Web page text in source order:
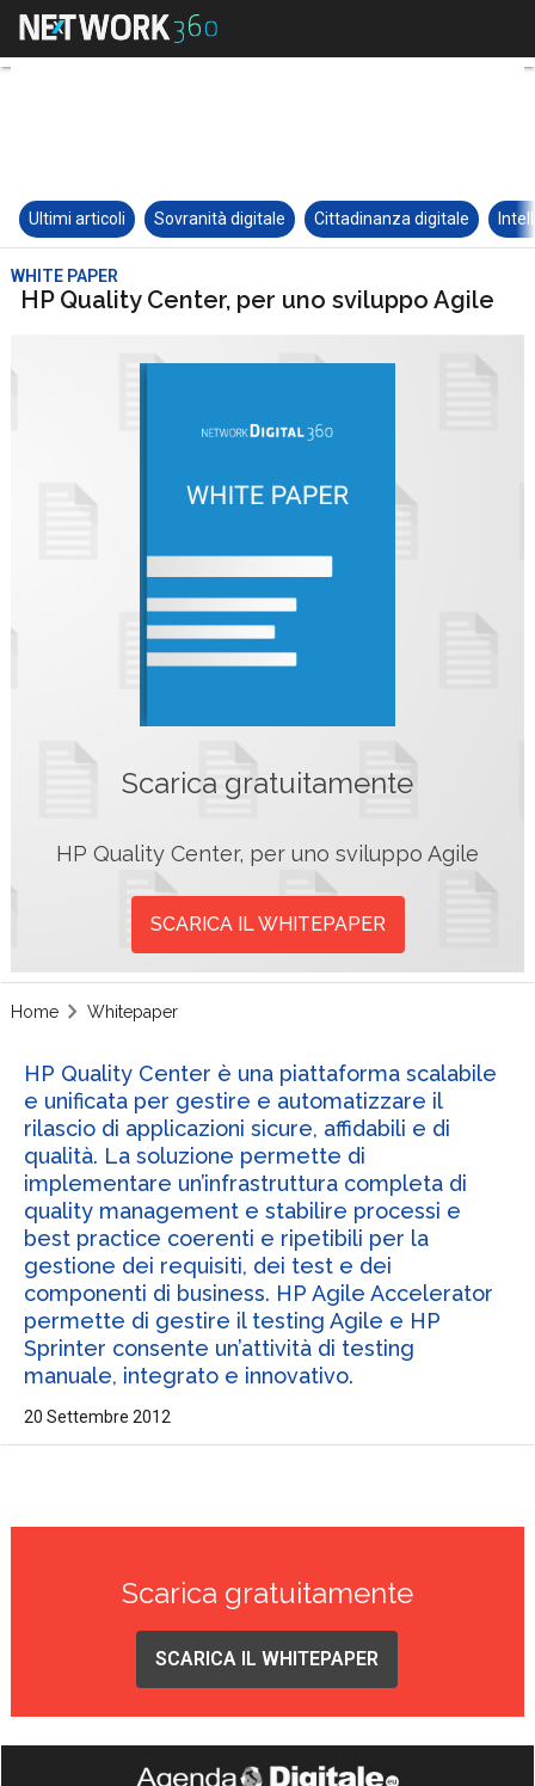
Ultimi articoli Sovranità digitale Cittadinanza digitale
WHITE PAPER
HP Quality Center, per uno sviluppo Agile
Scarica gratuitamente
HP Quality Center, per uno sviluppo Agile
SCARICA IL WHITEPAPER
Home Whitepaper
HP Quality Center è una piattaforma scalabile
e unificata per gestire e automatizzare il
rilascio di applicazioni sicure, affidabili e di
qualità. La soluzione permette di
implementare un’infrastruttura completa di
quality management e stabilire processi e
best practice coerenti e ripetibili per la
gestione dei requisiti, dei test e dei
componenti di business. HP Agile Accelerator
permette di gestire il testing Agile e HP
Sprinter consente un’attività di testing
manuale, integrato e innovativo.
20 Settembre 2012
Scarica gratuitamente
SCARICA IL WHITEPAPER